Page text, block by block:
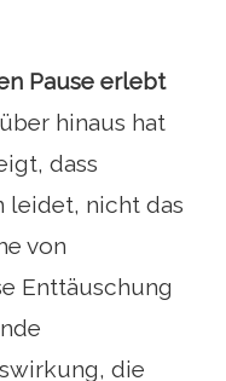
Pause erlebt
hinaus hat
dass
leidet, nicht das
von
Enttäuschung
die